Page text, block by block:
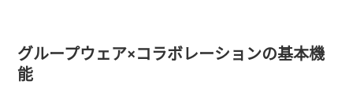
グループウェア×コラボレーションの基本機
能